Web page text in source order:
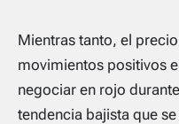
Mientras tanto, el
movimientos positivos
negociar en rojo
tendencia bajista que